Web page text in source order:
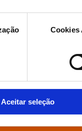
Cookies
Aceitar seleção